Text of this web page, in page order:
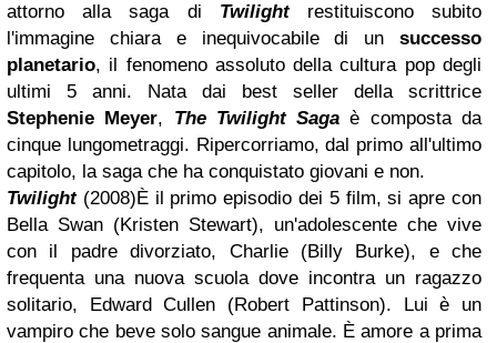
attorno alla saga di Twilightrestituiscono subito
l'immagine chiara e inequivocabile di un successo
planetario, il fenomeno assoluto della cultura pop degli
ultimi 5 anni. Nata dai best seller della scrittrice
Stephenie Meyer, The Twilight Saga è composta da
cinque lungometraggi. Ripercorriamo, dal primo all'ultimo
capitolo, la saga che ha conquistato giovani e non.
Twilight(2008)È il primo episodio dei 5 film, si apre con
Bella Swan (Kristen Stewart), un'adolescente che vive
con il padre divorziato, Charlie (Billy Burke), e che
frequenta una nuova scuola dove incontra un ragazzo
solitario, Edward Cullen (Robert Pattinson). Lui è un
vampiro che beve solo sangue animale. È amore a prima